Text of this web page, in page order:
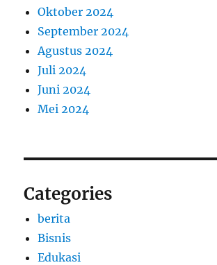
Oktober 2024
September 2024
Agustus 2024
Juli 2024
Juni 2024
Mei 2024
Categories
berita
Bisnis
Edukasi